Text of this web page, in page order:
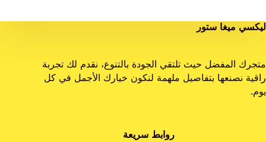
ليكسي ميغا ستور
متجرك المفضل حيث تلتقي الجودة بالتنوع، نقدم لك تجربة
راقية نصنعها بتفاصيل ملهمة لنكون خيارك الأجمل في كل
يوم.
روابط سريعة